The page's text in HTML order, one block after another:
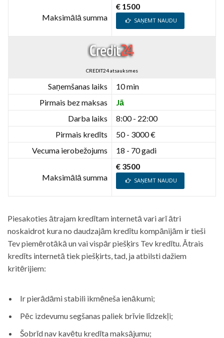
Maksimālā summa
€ 1500
SAŅEMT NAUDU
CREDIT24 atsauksmes
Saņemšanas laiks
10 min
Pirmais bez maksas
Jā
Darba laiks
8:00 - 22:00
Pirmais kredīts
50 - 3000 €
Vecuma ierobežojums
18 - 70 gadi
Maksimālā summa
€ 3500
SAŅEMT NAUDU
Piesakoties ātrajam kredītam internetā vari arī ātri
noskaidrot kura no daudzajām kredītu kompānijām ir tieši
Tev piemērotākā un vai vispār piešķirs Tev kredītu. Ātrais
kredīts internetā tiek piešķirts, tad, ja atbilsti dažiem
kritērijiem:
Ir pierādāmi stabili ikmēneša ienākumi;
Pēc izdevumu segšanas paliek brīvie līdzekļi;
Šobrīd nav kavētu kredīta maksājumu;